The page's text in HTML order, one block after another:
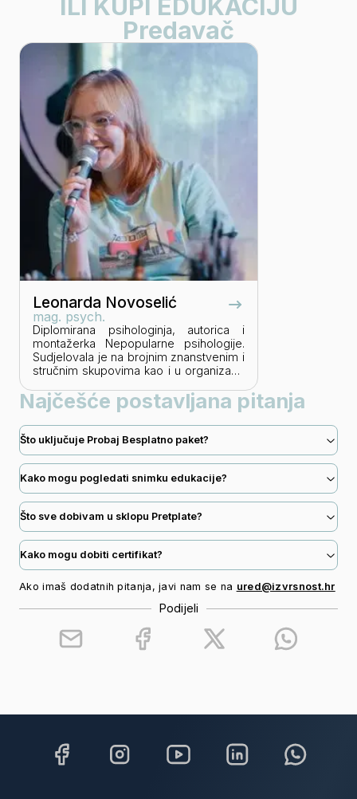
ILI KUPI EDUKACIJU
Predavač
Leonarda Novoselić
mag. psych.
Diplomirana psihologinja, autorica i
montažerka Nepopularne psihologije.
Sudjelovala je na brojnim znanstvenim i
stručnim skupovima kao i u organizaciji
psihologije. Svoju profesiju voli
povezivati s temama iz pop kulture,
radeći na približavanju psihologije kao
znanosti široj publici.
Najčešće postavljana pitanja
Što uključuje Probaj Besplatno paket?
Kako mogu pogledati snimku edukacije?
Što sve dobivam u sklopu Pretplate?
Kako mogu dobiti certifikat?
Ako imaš dodatnih pitanja, javi nam se na ured@izvrsnost.hr
Podijeli